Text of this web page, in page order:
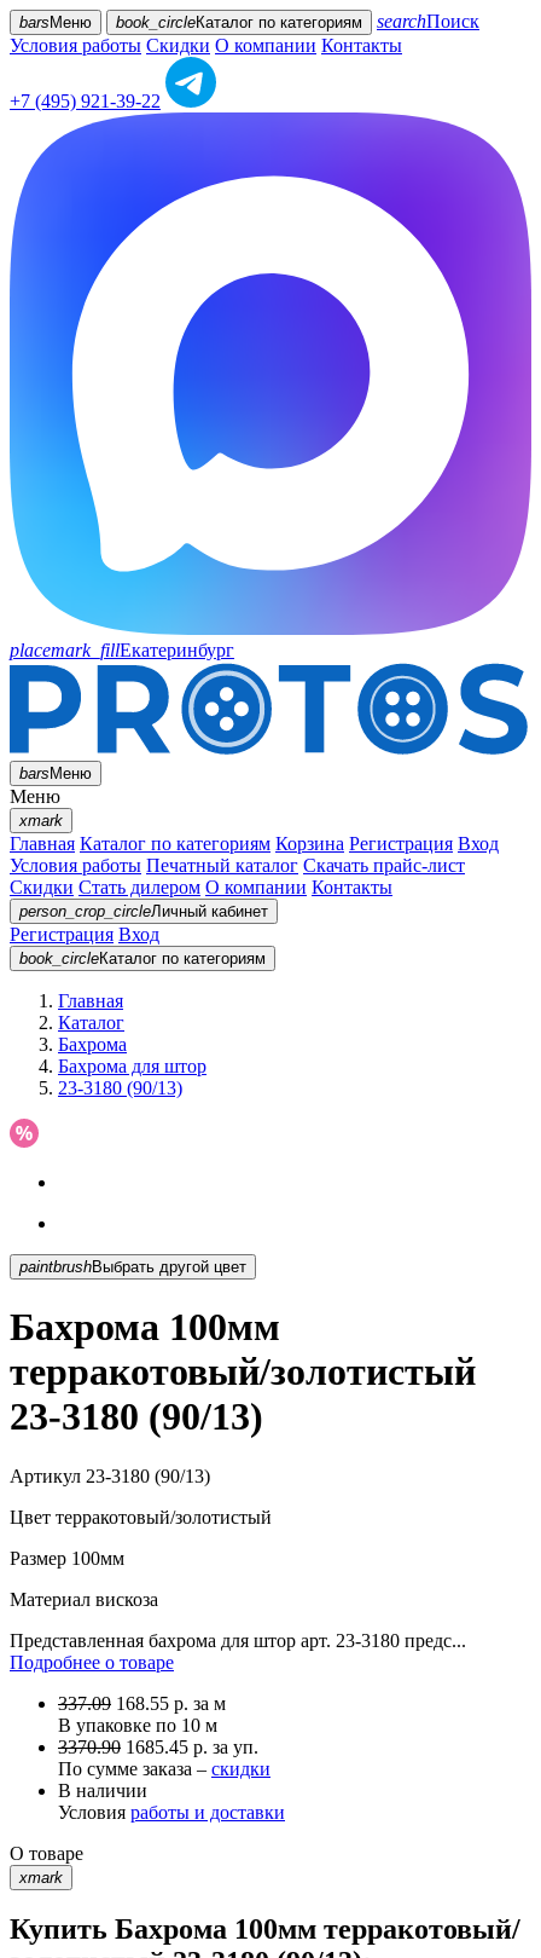
bars Меню book_circleКаталог по категориям searchПоиск
Условия работы Скидки О компании Контакты
+7 (495) 921-39-22
placemark_fillЕкатеринбург
barsМеню
Меню
xmark
Главная Каталог по категориям Корзина Регистрация Вход
Условия работы Печатный каталог Скачать прайс-лист
Скидки Стать дилером О компании Контакты
person_crop_circleЛичный кабинет
Регистрация Вход
book_circleКаталог по категориям
Главная
Каталог
Бахрома
Бахрома для штор
23-3180 (90/13)
paintbrush Выбрать другой цвет
Бахрома 100мм
терракотовый/золотистый
23-3180 (90/13)
Артикул 23-3180 (90/13)
Цвет терракотовый/золотистый
Размер 100мм
Материал вискоза
Представленная бахрома для штор арт. 23-3180 предс...
Подробнее о товаре
337.09 168.55 р. за м
В упаковке по 10 м
3370.90 1685.45 р. за уп.
По сумме заказа – скидки
В наличии
Условия работы и доставки
О товаре
xmark
Купить Бахрома 100мм терракотовый/